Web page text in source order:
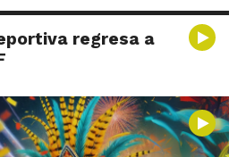
regresa a